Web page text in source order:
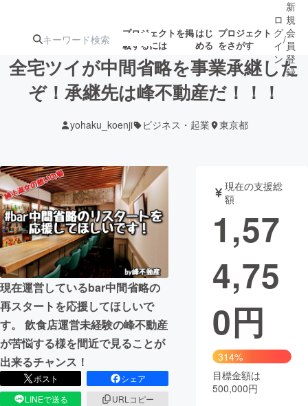
プロジェクトを掲
載するには
はじ
める
プロジェクト
をさがす
ターン
ジェクト
募集終了が近いプ
ロジェクト
されます
アート・写真 音楽
テクノロジー・ガジェット ゲーム・サ
映像・映画
ビジネス・起業
まちづくり・地域活性化
CAMPFIRE for Social Good CAMPFIRE Creation
CAMPFIREふるさと納税
コミュニティ
ロ
グ
イ
ン
/
新
規
会
員
登
録
全宅ツイが中間省略を事業承継した
ぞ！承継先は峰不動産だ！！！
yohaku_koenji ビジネス・起業 東京都
現在運営しているbar中間省略の
再スタートを応援してほしいで
す。 飲食店運営未経験の峰不動産
が苦悩する様を間近で見ることが
出来るチャンス！
ポスト
シェア
LINEで送る
URLコピー
現在の支援総
額
1,57
4,75
0円
314%
目標金額は
500,000円